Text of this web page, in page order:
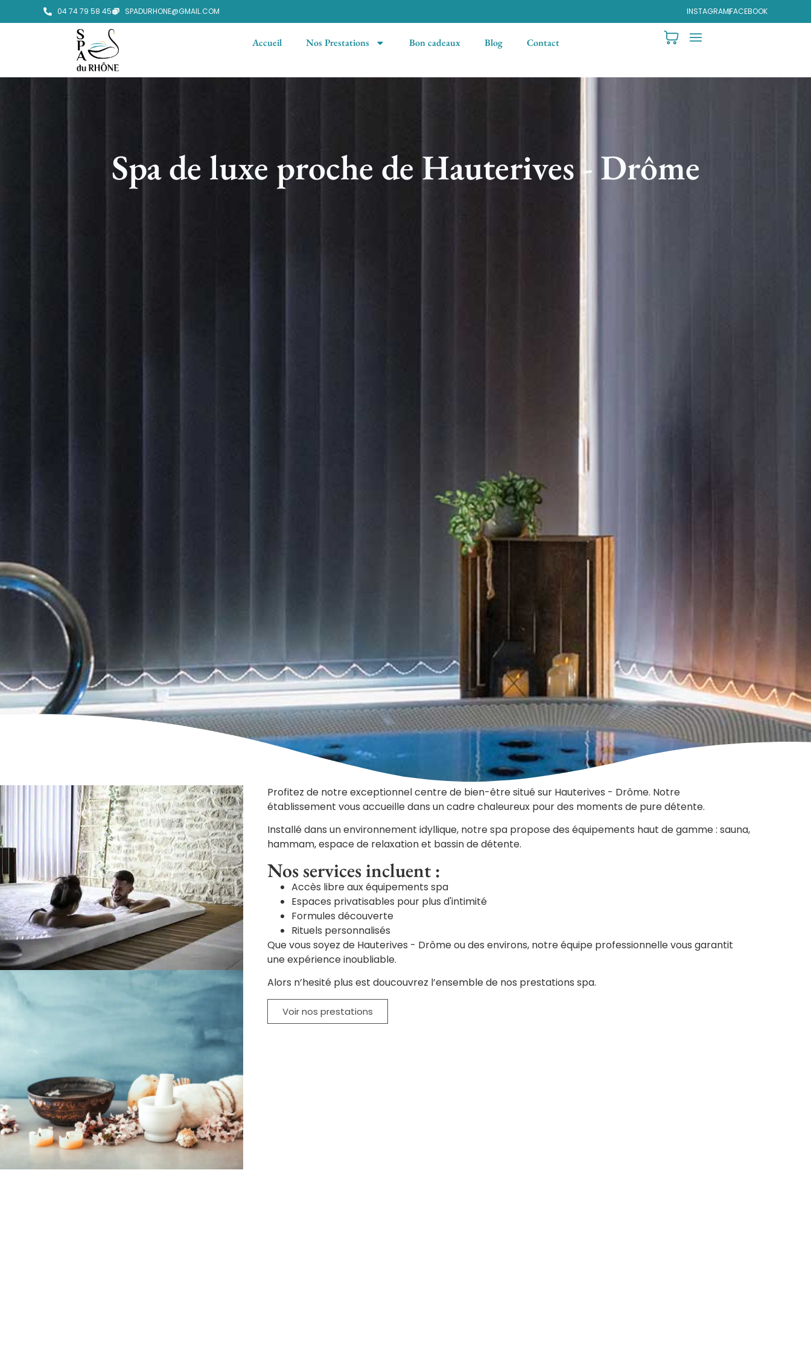
04 74 79 58 45 SPADURHONE@GMAIL.COM INSTAGRAMFACEBOOK
Accueil Nos Prestations Bon cadeaux Blog Contact
Spa de luxe proche de Hauterives - Drôme
Profitez de notre exceptionnel centre de bien-être situé sur Hauterives - Drôme. Notre
établissement vous accueille dans un cadre chaleureux pour des moments de pure détente.
Installé dans un environnement idyllique, notre spa propose des équipements haut de gamme : sauna,
hammam, espace de relaxation et bassin de détente.
Nos services incluent :
Accès libre aux équipements spa
Espaces privatisables pour plus d'intimité
Formules découverte
Rituels personnalisés
Que vous soyez de Hauterives - Drôme ou des environs, notre équipe professionnelle vous garantit
une expérience inoubliable.
Alors n’hesité plus est doucouvrez l’ensemble de nos prestations spa.
Voir nos prestations